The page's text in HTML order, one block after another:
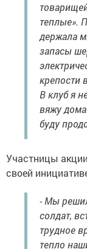
теплые».
держала
запасы
крепости
В клуб я
вяжу
буду
Участницы
своей
- Мы
солдат,
трудное
тепло